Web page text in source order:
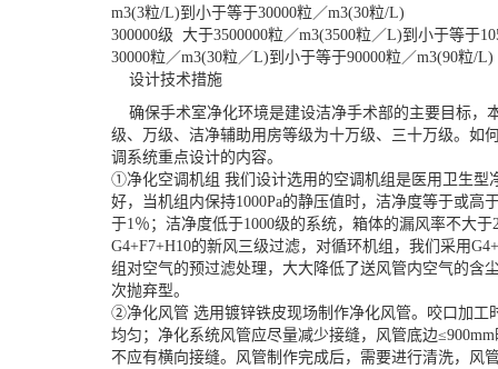
m3(3粒/L)到小于等于30000粒／m3(30粒/L)
300000级 大于3500000粒／m3(3500粒／L)到小于等于
30000粒／m3(30粒 ／L)到小于等于90000粒／m3(90粒/L)
设计技术措施
确保手术室净化环境是建设洁净手术部的主要目标，
级、万级、洁净辅助用房等级为十万级、三十万级。如
调系统重点设计的内容。
①净化空调机组 我们设计选用的空调机组是医用卫生型
好，当机组内保持1000Pa的静压值时，洁净度等于或高
于1％；洁净度低于1000级的系统，箱体的漏风率不大
G4+F7+H10的新风三级过滤，对循环机组， 我们采用
组对空气的预过滤处理，大大降低了送风管内空气的含
次抛弃型。
②净化风管 选用镀锌铁皮现场制作净化风管。咬口加工
均匀；净化系统风管应尽量减少接缝，风管底边
不应有横向接缝。风管制作完成后，需要进行清洗，风